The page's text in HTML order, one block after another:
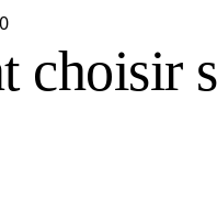
choisir